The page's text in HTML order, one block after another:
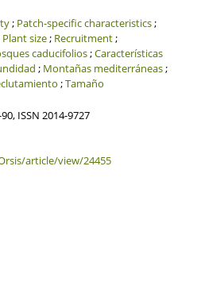
; Patch-specific characteristics;
Plant size; Recruitment;
caducifolios;Características
; Montañas mediterráneas;
;Tamaño
ISSN 2014-9727
article/view/24455